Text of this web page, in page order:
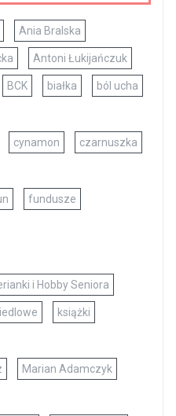
Ania Bralska
Antoni Łukijańczuk
BCK białka ból ucha
cynamon czarnuszka
fundusze
i Hobby Seniora
książki
Marian Adamczyk